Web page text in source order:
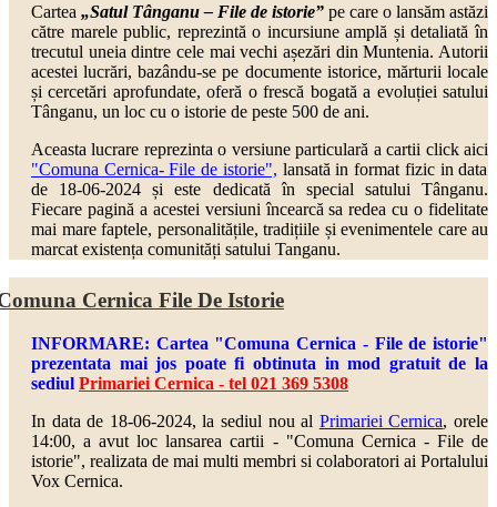
Cartea „Satul Tânganu – File de istorie” pe care o lansăm astăzi
către marele public, reprezintă o incursiune amplă și detaliată în
trecutul uneia dintre cele mai vechi așezări din Muntenia. Autorii
acestei lucrări, bazându-se pe documente istorice, mărturii locale
și cercetări aprofundate, oferă o frescă bogată a evoluției satului
Tânganu, un loc cu o istorie de peste 500 de ani.
Aceasta lucrare reprezinta o versiune particulară a cartii click aici
"Comuna Cernica- File de istorie", lansată in format fizic in data
de 18-06-2024 și este dedicată în special satului Tânganu.
Fiecare pagină a acestei versiuni încearcă sa redea cu o fidelitate
mai mare faptele, personalitățile, tradițiile și evenimentele care au
marcat existența comunități satului Tanganu.
Cernica File De Istorie
INFORMARE: Cartea "Comuna Cernica - File de istorie"
prezentata mai jos poate fi obtinuta in mod gratuit de la
sediul Primariei Cernica - tel 021 369 5308
In data de 18-06-2024, la sediul nou al Primariei Cernica, orele
14:00, a avut loc lansarea cartii - "Comuna Cernica - File de
istorie", realizata de mai multi membri si colaboratori ai Portalului
Vox Cernica.